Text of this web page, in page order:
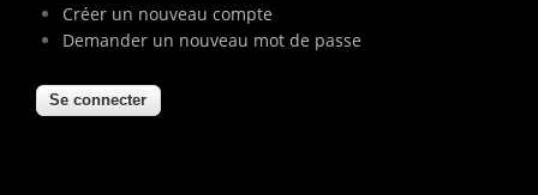
Créer un nouveau compte
Demander un nouveau mot de passe